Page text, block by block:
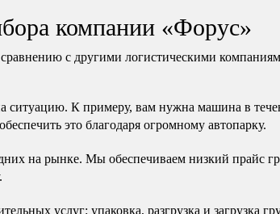
компании «Форус»
с другими логистическими
ситуацию. К примеру, вам нужна машина в
это благодаря огромному автопарку.
на рынке. Мы обеспечиваем низкий прайс
услуг: упаковка, разгрузка и загрузка